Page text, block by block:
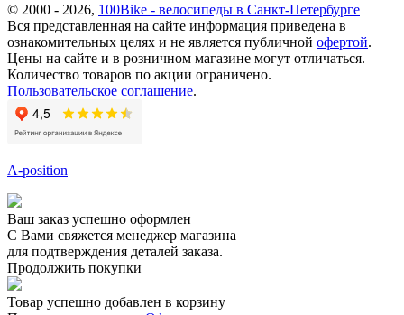
© 2000 - 2026, 100Bike - велосипеды в Санкт-Петербурге
Вся представленная на сайте информация приведена в
ознакомительных целях и не является публичной офертой.
Цены на сайте и в розничном магазине могут отличаться.
Количество товаров по акции ограничено.
Пользовательское соглашение.
A-position
Ваш заказ успешно оформлен
С Вами свяжется менеджер магазина
для подтверждения деталей заказа.
Продолжить покупки
Товар успешно добавлен в корзину